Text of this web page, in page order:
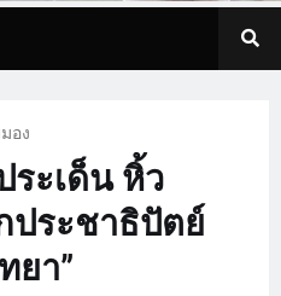
อง
ระเด็น หิ้ว
ประชาธิปัตย์
ยา”